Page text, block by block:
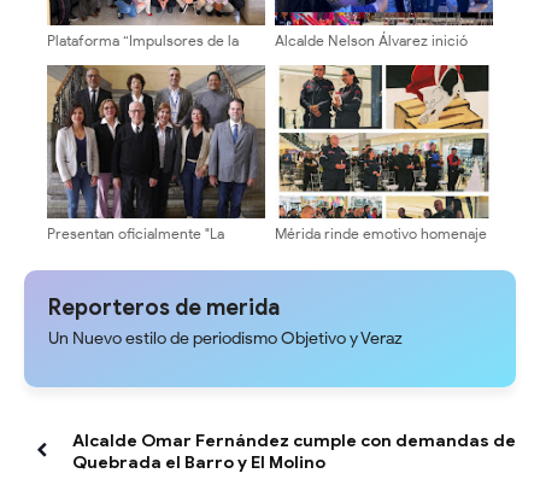
Plataforma “Impulsores de la
recorre facultades y escuelas
de la ULA
Alcalde Nelson Álvarez inició
niños y niñas
Presentan oficialmente "La
Cogobierno Profesoral de la
Mérida rinde emotivo homenaje
en La Guaira
Reporteros de merida
Un Nuevo estilo de periodismo Objetivo y Veraz
Alcalde Omar Fernández cumple con demandas de
Quebrada el Barro y El Molino